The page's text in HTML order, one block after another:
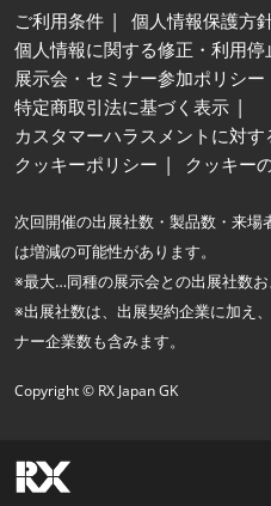
ご利用条件
個人情報保護方
個人情報に関する修正・利用停
展示会・セミナー参加ポリシー
特定商取引法に基づく表示
カスタマーハラスメントに対
クッキーポリシー
クッキー
次回開催の出展社数・製品数・来
は増減の可能性があります。
※最大…同種の展示会との出展社数お
※出展社数は、出展契約企業に加え
ナー企業数も含みます。
Copyright © RX Japan GK